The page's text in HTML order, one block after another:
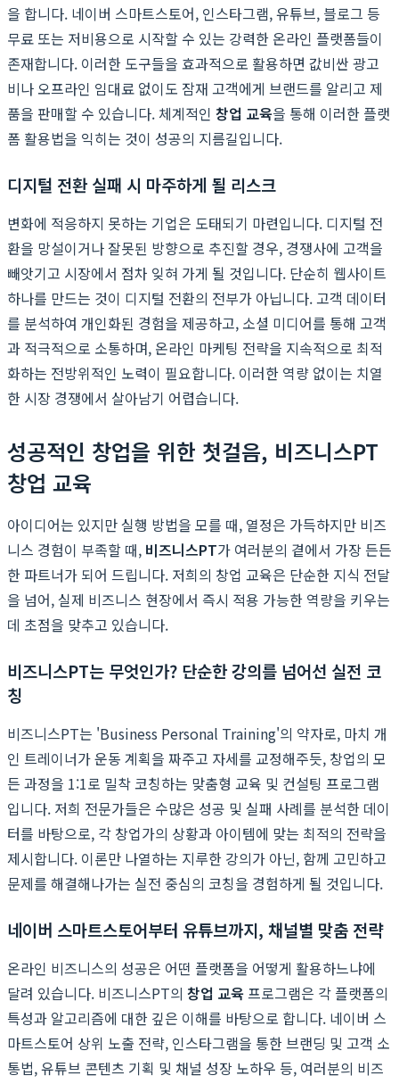
을 합니다. 네이버 스마트스토어, 인스타그램, 유튜브, 블로그 등
무료 또는 저비용으로 시작할 수 있는 강력한 온라인 플랫폼들이
존재합니다. 이러한 도구들을 효과적으로 활용하면 값비싼 광고
비나 오프라인 임대료 없이도 잠재 고객에게 브랜드를 알리고 제
품을 판매할 수 있습니다. 체계적인 창업 교육을 통해 이러한 플랫
폼 활용법을 익히는 것이 성공의 지름길입니다.
디지털 전환 실패 시 마주하게 될 리스크
변화에 적응하지 못하는 기업은 도태되기 마련입니다. 디지털 전
환을 망설이거나 잘못된 방향으로 추진할 경우, 경쟁사에 고객을
빼앗기고 시장에서 점차 잊혀 가게 될 것입니다. 단순히 웹사이트
하나를 만드는 것이 디지털 전환의 전부가 아닙니다. 고객 데이터
를 분석하여 개인화된 경험을 제공하고, 소셜 미디어를 통해 고객
과 적극적으로 소통하며, 온라인 마케팅 전략을 지속적으로 최적
화하는 전방위적인 노력이 필요합니다. 이러한 역량 없이는 치열
한 시장 경쟁에서 살아남기 어렵습니다.
성공적인 창업을 위한 첫걸음, 비즈니스PT
창업 교육
아이디어는 있지만 실행 방법을 모를 때, 열정은 가득하지만 비즈
니스 경험이 부족할 때, 비즈니스PT가 여러분의 곁에서 가장 든든
한 파트너가 되어 드립니다. 저희의 창업 교육은 단순한 지식 전달
을 넘어, 실제 비즈니스 현장에서 즉시 적용 가능한 역량을 키우는
데 초점을 맞추고 있습니다.
비즈니스PT는 무엇인가? 단순한 강의를 넘어선 실전 코
칭
비즈니스PT는 'Business Personal Training'의 약자로, 마치 개
인 트레이너가 운동 계획을 짜주고 자세를 교정해주듯, 창업의 모
든 과정을 1:1로 밀착 코칭하는 맞춤형 교육 및 컨설팅 프로그램
입니다. 저희 전문가들은 수많은 성공 및 실패 사례를 분석한 데이
터를 바탕으로, 각 창업가의 상황과 아이템에 맞는 최적의 전략을
제시합니다. 이론만 나열하는 지루한 강의가 아닌, 함께 고민하고
문제를 해결해나가는 실전 중심의 코칭을 경험하게 될 것입니다.
네이버 스마트스토어부터 유튜브까지, 채널별 맞춤 전략
온라인 비즈니스의 성공은 어떤 플랫폼을 어떻게 활용하느냐에
달려 있습니다. 비즈니스PT의 창업 교육프로그램은 각 플랫폼의
특성과 알고리즘에 대한 깊은 이해를 바탕으로 합니다. 네이버 스
마트스토어 상위 노출 전략, 인스타그램을 통한 브랜딩 및 고객 소
통법, 유튜브 콘텐츠 기획 및 채널 성장 노하우 등, 여러분의 비즈